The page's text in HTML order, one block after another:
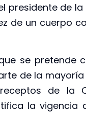
presidente de la
de un cuerpo
se pretende
de la mayoría
de la
la vigencia